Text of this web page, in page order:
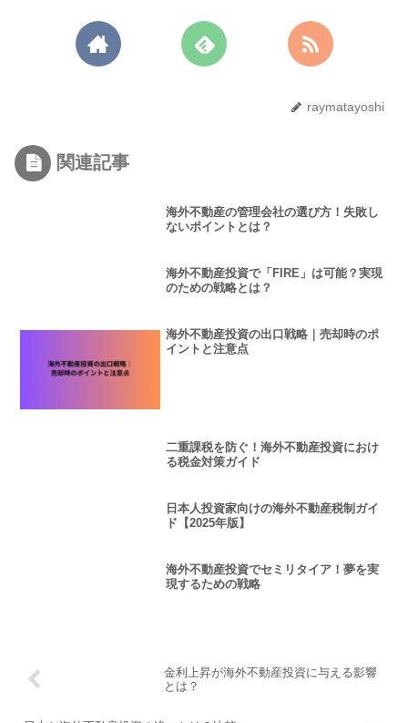
raymatayoshi
関連記事
海外不動産の管理会社の選び方！失敗し
ないポイントとは？
海外不動産投資で「FIRE」は可能？実現
のための戦略とは？
海外不動産投資の出口戦略｜売却時のポ
イントと注意点
二重課税を防ぐ！海外不動産投資におけ
る税金対策ガイド
日本人投資家向けの海外不動産税制ガイ
ド【2025年版】
海外不動産投資でセミリタイア！夢を実
現するための戦略
金利上昇が海外不動産投資に与える影響
とは？